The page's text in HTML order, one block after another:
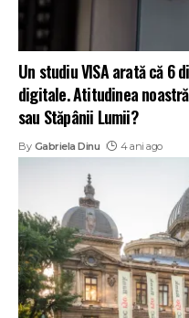
Un studiu VISA arată că 6
digitale. Atitudinea
sau Stăpânii Lumii?
By Gabriela Dinu 4 ani ago